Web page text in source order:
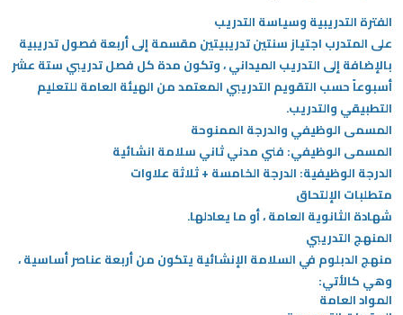
الفترة التدريبية وسياسة التدريب
على المتدرب اجتياز سنتين تدريبيتين مقسمة إلى أربعة فصول تدريبية
بالإضافة إلى التدريب الميداني ، وتكون مدة كل فصل تدريبي ستة عشر
أسبوعاً حسب التقويم التدريبي المعتمد من الهيئة العامة للتعليم
التطبيقي والتدريب.
المسمى الوظيفي والدرجة الممنوحة
المسمى الوظيفي: فني مدني ثاني سلامة انشائية
الدرجة الوظيفية: الدرجة الخامسة + ثلاثة علاوات
متطلبات الإلتحاق
شهادة الثانوية العامة ، أو ما يعادلها.
المنهج التدريبي
منهج الدبلوم في السلامة الإنشائية يتكون من أربعة عناصر أساسية ،
وهي كالأتي:
المواد العامة